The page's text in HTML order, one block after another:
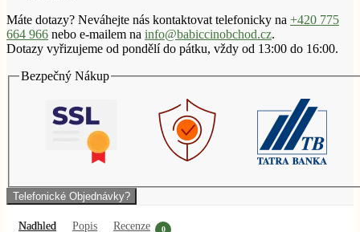
Máte dotazy? Neváhejte nás kontaktovat telefonicky na +420 775
664 966 nebo e-mailem na info@babiccinobchod.cz.
Dotazy vyřizujeme od pondělí do pátku, vždy od 13:00 do 16:00.
Bezpečný Nákup
Telefonické Objednávky?
Nadhled Popis Recenze 0